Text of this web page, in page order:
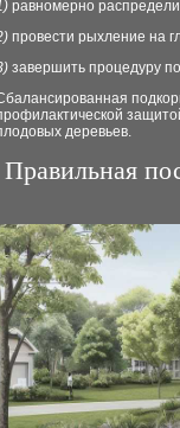
равномерно
провести рыхление на
завершить процедуру
деревьев.
Правильная